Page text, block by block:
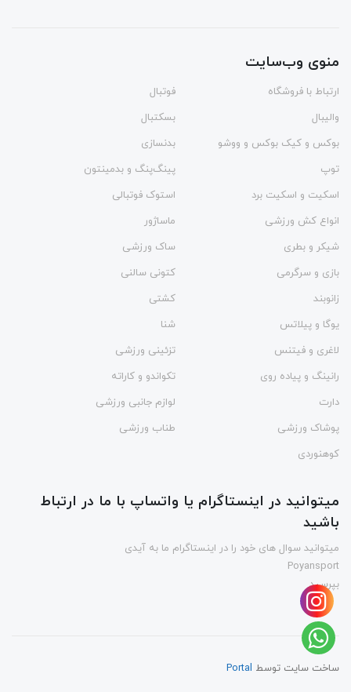
منوی وب‌سایت
ارتباط با فروشگاه
فوتبال
والیبال
بسکتبال
بوکس و کیک بوکس و ووشو
بدنسازی
توپ
پینگ‌پنگ و بدمينتون
اسکیت و اسکیت برد
استوک فوتبالی
انواع کش ورزشی
ماساژور
شیکر و بطری
ساک ورزشی
بازی و سرگرمی
کتونی سالنی
زانوبند
کشتی
یوگا و پیلاتس
شنا
لاغری و فیتنس
تزئینی ورزشی
رانینگ و پیاده روی
تکواندو و کاراته
دارت
لوازم جانبی ورزشی
پوشاک ورزشی
طناب ورزشی
کوهنوردی
میتوانید در اینستاگرام یا واتساپ با ما در ارتباط
باشید
میتوانید سوال های خود را در اینستاگرام ما به آیدی
Poyansport
بپرسید
ساخت سایت توسط Portal